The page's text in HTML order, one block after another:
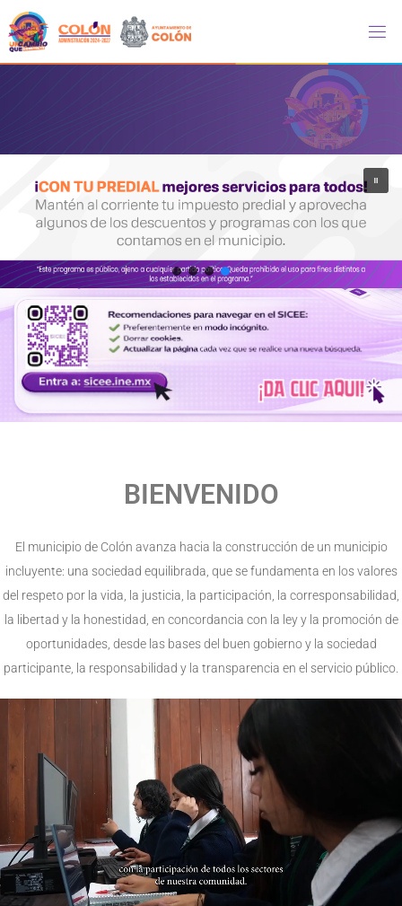
BIENVENIDO
El municipio de Colón avanza hacia la construcción de un municipio
incluyente: una sociedad equilibrada, que se fundamenta en los valores
del respeto por la vida, la justicia, la participación, la corresponsabilidad,
la libertad y la honestidad, en concordancia con la ley y la promoción de
oportunidades, desde las bases del buen gobierno y la sociedad
participante, la responsabilidad y la transparencia en el servicio público.